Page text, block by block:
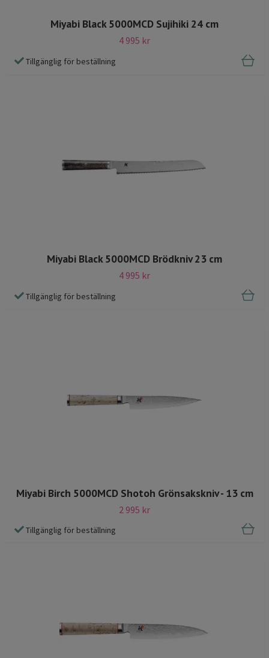
Miyabi Black 5000MCD Sujihiki 24 cm
4 995 kr
Tillgänglig för beställning
Miyabi Black 5000MCD Brödkniv 23 cm
4 995 kr
Tillgänglig för beställning
Miyabi Birch 5000MCD Shotoh Grönsakskniv - 13 cm
2 995 kr
Tillgänglig för beställning